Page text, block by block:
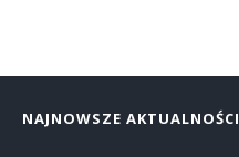
NAJNOWSZE AKTUALNOŚCI